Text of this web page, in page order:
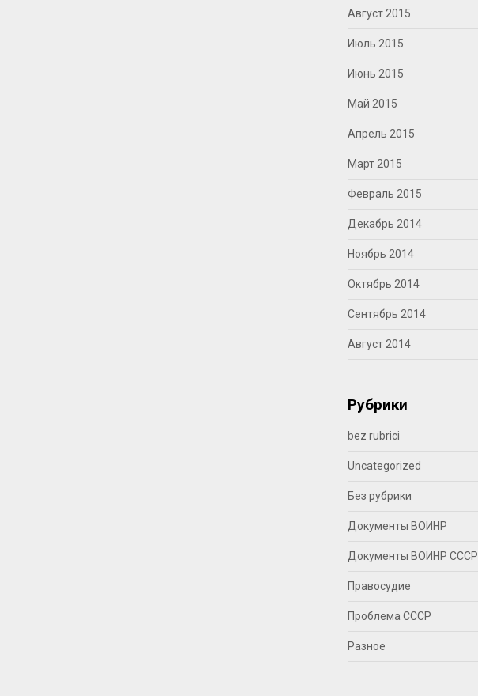
Август 2015
Июль 2015
Июнь 2015
Май 2015
Апрель 2015
Март 2015
Февраль 2015
Декабрь 2014
Ноябрь 2014
Октябрь 2014
Сентябрь 2014
Август 2014
Рубрики
bez rubrici
Uncategorized
Без рубрики
Документы ВОИНР
Документы ВОИНР СССР
Правосудие
Проблема СССР
Разное